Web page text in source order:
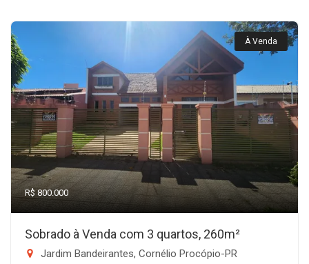
À Venda
R$ 800.000
Sobrado à Venda com 3 quartos, 260m²
Jardim Bandeirantes, Cornélio Procópio-PR